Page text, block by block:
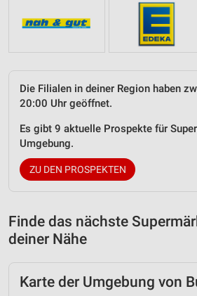
Die Filialen in deiner Region haben
20:00 Uhr geöffnet.
Es gibt 9 aktuelle Prospekte für
Umgebung.
ZU DEN PROSPEKTEN
Finde das nächste
deiner Nähe
Karte der Umgebung von